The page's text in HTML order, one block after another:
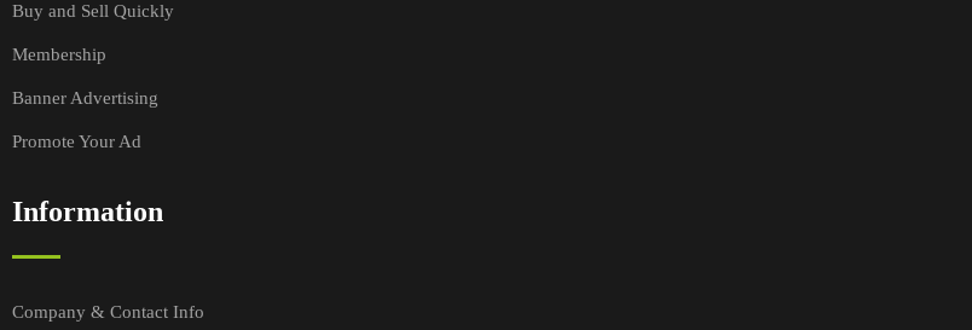
Buy and Sell Quickly
Membership
Banner Advertising
Promote Your Ad
Information
Company & Contact Info